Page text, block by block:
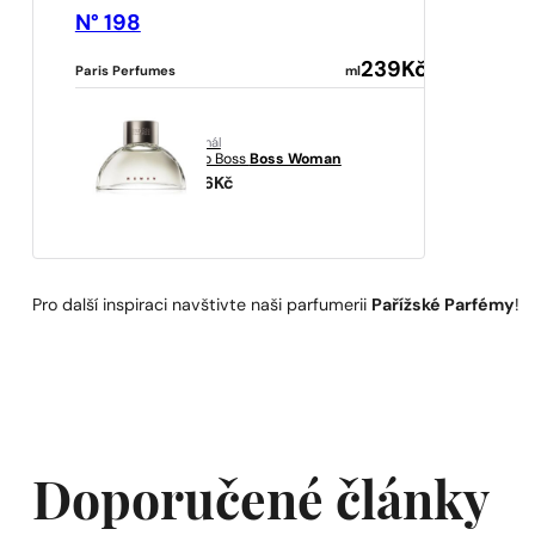
N° 198
Paris Perfumes ml 239 Kč
originál
Hugo Boss Boss Woman
1286Kč
Pro další inspiraci navštivte naši parfumerii Pařížské Parfémy!
Doporučené články